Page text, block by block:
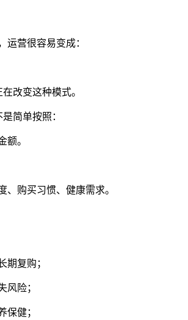
运营很容易变成：
改变这种模式。
简单按照：
额。
、购买习惯、健康需求。
期复购；
风险；
保健；